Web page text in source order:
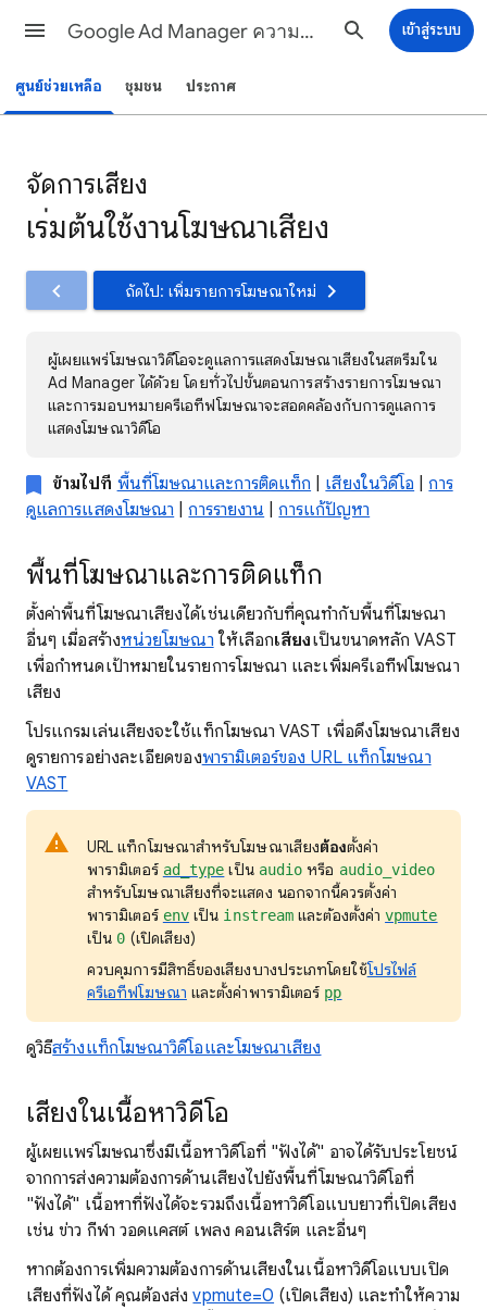
Google Ad Manager ความช่วยเหลือ เข้าสู่ระบบ
ศูนย์ช่วยเหลือ ชุมชน ประกาศ
จัดการเสียง
เริ่มต้นใช้งานโฆษณาเสียง
ถัดไป: เพิ่มรายการโฆษณาใหม่
ผู้เผยแพร่โฆษณาวิดีโอจะดูแลการแสดงโฆษณาเสียงในสตรีมใน
Ad Manager ได้ด้วย โดยทั่วไปขั้นตอนการสร้างรายการโฆษณา
และการมอบหมายครีเอทีฟโฆษณาจะสอดคล้องกับการดูแลการ
แสดงโฆษณาวิดีโอ
ข้ามไปที่ พื้นที่โฆษณาและการติดแท็ก เสียงในวิดีโอ |การ
ดูแลการแสดงโฆษณา |การรายงาน |การแก้ปัญหา
พื้นที่โฆษณาและการติดแท็ก
ตั้งค่าพื้นที่โฆษณาเสียงได้เช่นเดียวกับที่คุณทำกับพื้นที่โฆษณา
อื่นๆ เมื่อสร้างหน่วยโฆษณา ให้เลือกเสียงเป็นขนาดหลัก VAST
เพื่อกำหนดเป้าหมายในรายการโฆษณา และเพิ่มครีเอทีฟโฆษณา
เสียง
โปรแกรมเล่นเสียงจะใช้แท็กโฆษณา VAST เพื่อดึงโฆษณาเสียง
ดูรายการอย่างละเอียดของพารามิเตอร์ของ URL แท็กโฆษณา
VAST
URL แท็กโฆษณาสำหรับโฆษณาเสียงต้องตั้งค่า
พารามิเตอร์ ad_type เป็น audio หรือ audio_video
สำหรับโฆษณาเสียงที่จะแสดง นอกจากนี้ควรตั้งค่า
พารามิเตอร์ env เป็น instream และต้องตั้งค่าvpmute
เป็น 0 (เปิดเสียง)
ควบคุมการมีสิทธิ์ของเสียงบางประเภทโดยใช้โปรไฟล์
ครีเอทีฟโฆษณา และตั้งค่าพารามิเตอร์ pp
ดูวิธีสร้างแท็กโฆษณาวิดีโอและโฆษณาเสียง
เสียงในเนื้อหาวิดีโอ
ผู้เผยแพร่โฆษณาซึ่งมีเนื้อหาวิดีโอที่ "ฟังได้" อาจได้รับประโยชน์
จากการส่งความต้องการด้านเสียงไปยังพื้นที่โฆษณาวิดีโอที่
"ฟังได้" เนื้อหาที่ฟังได้จะรวมถึงเนื้อหาวิดีโอแบบยาวที่เปิดเสียง
เช่น ข่าว กีฬา วอดแคสต์ เพลง คอนเสิร์ต และอื่นๆ
หากต้องการเพิ่มความต้องการด้านเสียงในเนื้อหาวิดีโอแบบเปิด
เสียงที่ฟังได้ คุณต้องส่งvpmute=0 (เปิดเสียง) และทำให้ความ